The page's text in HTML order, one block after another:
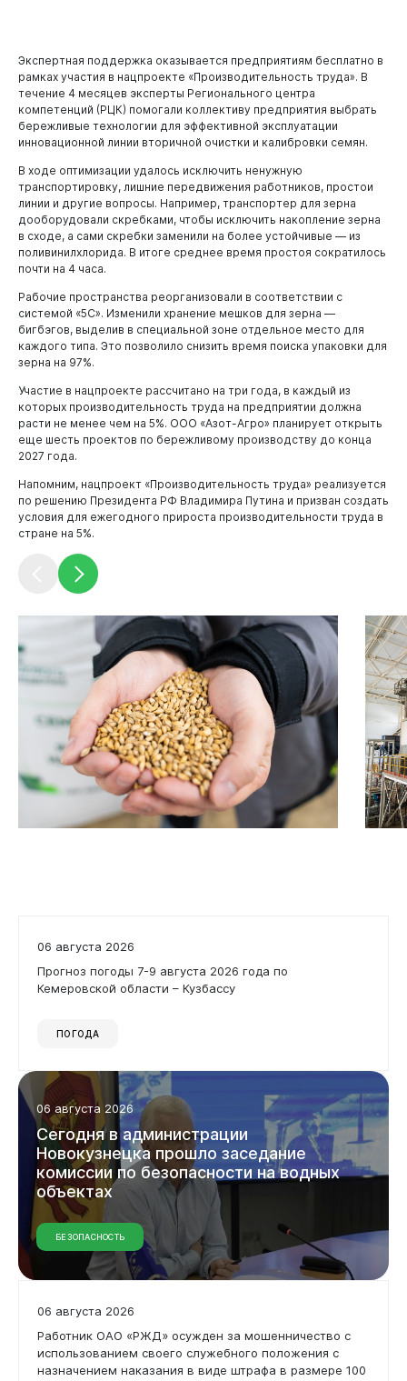
Горожанам
Бизнесу
Документы
Экспертная поддержка оказывается предприятиям бесплатно в
рамках участия в нацпроекте «Производительность труда». В
течение 4 месяцев эксперты Регионального центра
компетенций (РЦК) помогали коллективу предприятия выбрать
бережливые технологии для эффективной эксплуатации
инновационной линии вторичной очистки и калибровки семян.
В ходе оптимизации удалось исключить ненужную
транспортировку, лишние передвижения работников, простои
линии и другие вопросы. Например, транспортер для зерна
дооборудовали скребками, чтобы исключить накопление зерна
в сходе, а сами скребки заменили на более устойчивые — из
поливинилхлорида. В итоге среднее время простоя сократилось
почти на 4 часа.
Рабочие пространства реорганизовали в соответствии с
системой «5С». Изменили хранение мешков для зерна —
бигбэгов, выделив в специальной зоне отдельное место для
каждого типа. Это позволило снизить время поиска упаковки для
зерна на 97%.
Участие в нацпроекте рассчитано на три года, в каждый из
которых производительность труда на предприятии должна
расти не менее чем на 5%. ООО «Азот-Агро» планирует открыть
еще шесть проектов по бережливому производству до конца
2027 года.
Напомним, нацпроект «Производительность труда» реализуется
по решению Президента РФ Владимира Путина и призван создать
условия для ежегодного прироста производительности труда в
стране на 5%.
06 августа 2026
Прогноз погоды 7-9 августа 2026 года по
Кемеровской области – Кузбассу
ПОГОДА
06 августа 2026
Сегодняв администрации
Новокузнецка прошло заседание
комиссии по безопасности наводных
объектах
БЕЗОПАСНОСТЬ
06 августа 2026
Работник ОАО «РЖД» осужден за мошенничество с
использованием своего служебного положения с
назначением наказания в виде штрафа в размере 100